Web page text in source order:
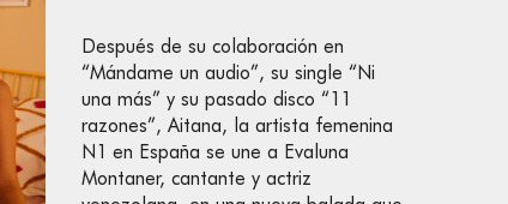
Después de su colaboración en
“Mándame un audio”, su single “Ni
una más” y su pasado disco “11
razones”, Aitana, la artista femenina
N1 en España se une a Evaluna
Montaner, cantante y actriz